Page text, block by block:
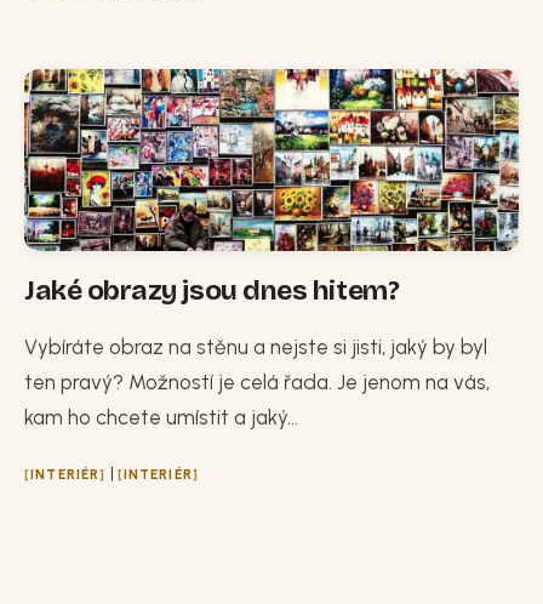
Jaké obrazy jsou dnes hitem?
Vybíráte obraz na stěnu a nejste si jisti, jaký by byl
ten pravý? Možností je celá řada. Je jenom na vás,
kam ho chcete umístit a jaký...
INTERIÉR | INTERIÉR